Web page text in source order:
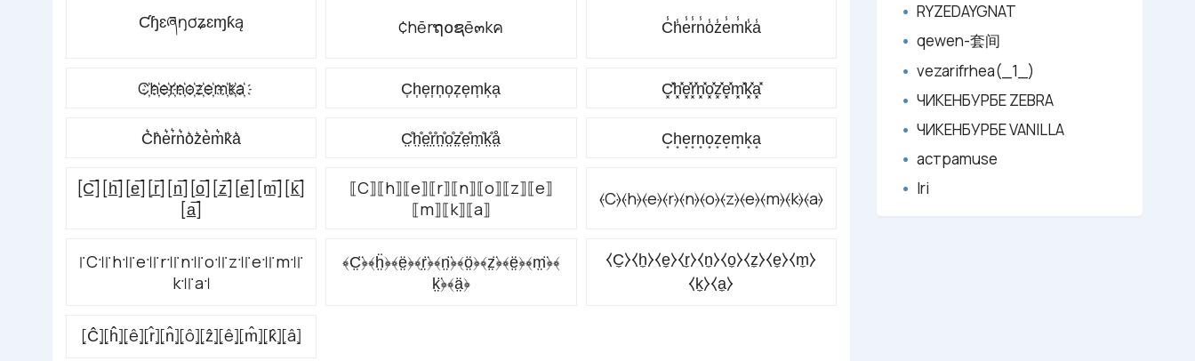
Ƈɧɛཞŋơʑɛɱƙą ¢hērຖ໐ຊē๓kค C̾h̾e̾r̾n̾o̾z̾e̾m̾k̾a̾
C҉h҉e҉r҉n҉o҉z҉e҉m҉k҉a҉ C͎h͎e͎r͎n͎o͎z͎e͎m͎k͎a͎ C͓̽h͓̽e͓̽r͓̽n͓̽o͓̽z͓̽e͓̽m͓̽k͓̽a͓̽
C͛h͛e͛r͛n͛o͛z͛e͛m͛k͛a͛ C̤̊h̤̊e̤̊r̤̊n̤̊o̤̊z̤̊e̤̊m̤̊k̤̊å̤ C͙h͙e͙r͙n͙o͙z͙e͙m͙k͙a͙
[C̲̅][h̲̅][e̲̅][r̲̅][n̲̅][o̲̅][z̲̅][e̲̅][m̲̅][k̲̅]
[a̲̅]
⟦C⟧⟦h⟧⟦e⟧⟦r⟧⟦n⟧⟦o⟧⟦z⟧⟦e⟧
⟦m⟧⟦k⟧⟦a⟧
⦑C⦒⦑h⦒⦑e⦒⦑r⦒⦑n⦒⦑o⦒⦑z⦒⦑e⦒⦑m⦒⦑k⦒⦑a⦒
꜍C꜉꜍h꜉꜍e꜉꜍r꜉꜍n꜉꜍o꜉꜍z꜉꜍e꜉꜍m꜉꜍
k꜉꜍a꜉
﴾C̤̈﴿﴾ḧ̤﴿﴾ë̤﴿﴾r̤̈﴿﴾n̤̈﴿﴾ö̤﴿﴾z̤̈﴿﴾ë̤﴿﴾m̤̈﴿﴾
k̤̈﴿﴾ä̤﴿
⧼C̼⧽⧼h̼⧽⧼e̼⧽⧼r̼⧽⧼n̼⧽⧼o̼⧽⧼z̼⧽⧼e̼⧽⧼m̼⧽
⧼k̼⧽⧼a̼⧽
⦏Ĉ⦎⦏ĥ⦎⦏ê⦎⦏r̂⦎⦏n̂⦎⦏ô⦎⦏ẑ⦎⦏ê⦎⦏m̂⦎⦏k̂⦎⦏â⦎
RYZEDAYGNAT
qewen-套间
vezarifrhea(_1_)
ЧИКЕНБУРБЕ ZEBRA
ЧИКЕНБУРБЕ VANILLA
астраmuse
Iri